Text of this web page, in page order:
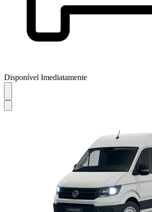
Disponível Imediatamente